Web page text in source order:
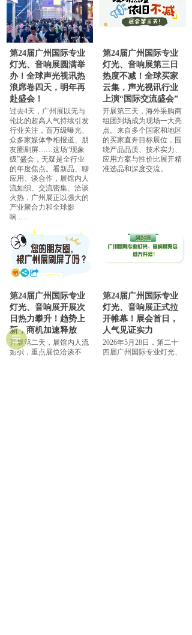
第24届广州国际专业
灯光、音响展圆满举
办！全球声光视讯热
浪席卷四天，明年再
赴盛会！
过去4天，广州展以无与
伦比的超高人气持续引发
行业关注，百万级曝光、
众多家媒体争相报道、朋
友圈刷屏……这场“现象
级”盛会，无疑是全行业
的年度焦点。看新品、聊
应用、谈合作，展馆内人
流如织、交流密集、洽谈
火热，广州展正以强大的
产业聚合力和全球影
响......
第24届广州国际专业
灯光、音响展第三日
热度不减！全球买家
云集，声光视讯行业
上演“国际交流盛会”
开展第三天，海外采购商
组团到场成为现场一大亮
点。来自多个国家和地区
的买家直奔目标展位，围
绕产品品质、技术实力、
应用方案与性价比展开精
准选品和深度交流。
第24届广州国际专业
灯光、音响展开展次
日热力攀升！趋势上
新，商机加速释放
开展第二天，展馆内人流
如织，重点展位洽谈不
第24届广州国际专业
灯光、音响展正式拉
开帷幕！展会首日，
人气见证实力
2026年5月28日，第二十
四届广州国际专业灯光、